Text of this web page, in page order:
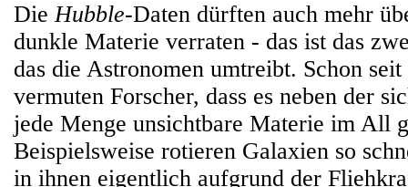
DieHubble-Daten dürften auch mehr
dunkle Materie verraten - das ist das
das die Astronomen umtreibt. Schon seit
vermuten Forscher, dass es neben der
jede Menge unsichtbare Materie im All
Beispielsweise rotieren Galaxien so
in ihnen eigentlich aufgrund der